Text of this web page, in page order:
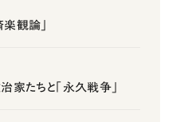
観論」
家たちと「永久戦争」